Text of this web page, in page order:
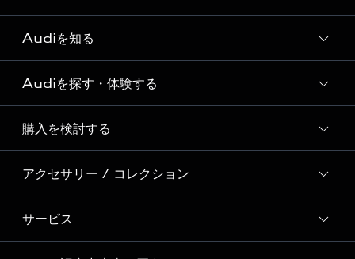
Audiを知る
Audi ブランド
Story of Progress
Audi Sport
Formula 1®
デジタルサービス
Audiを探す・体験する
ディーラー検索
新車在庫検索
試乗車・展示車検索
見積り依頼
購入を検討する
モデル一覧
特別仕様モデル / 限定モデル
e-tronラインアップ
アクセサリー / コレクション
純正アクセサリー
オンラインショップ
サービス